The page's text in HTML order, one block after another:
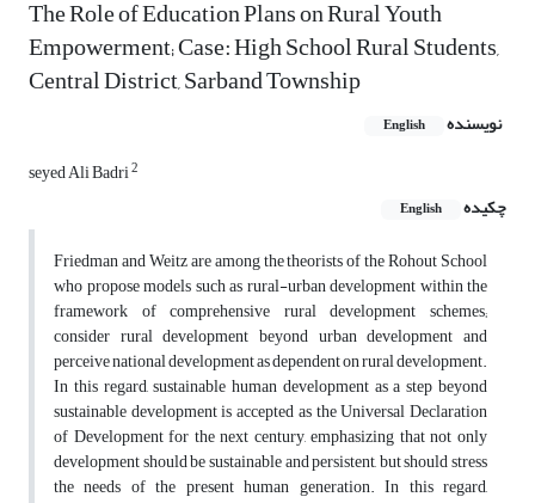
The Role of Education Plans on Rural Youth
Empowerment; Case: High School Rural Students,
Central District, Sarband Township
نویسنده English
seyed Ali Badri2
چکیده English
Friedman and Weitz are among the theorists of the Rohout School
who propose models such as rural-urban development within the
framework of comprehensive rural development schemes;
consider rural development beyond urban development and
perceive national development as dependent on rural development.
In this regard, sustainable human development as a step beyond
sustainable development is accepted as the Universal Declaration
of Development for the next century, emphasizing that not only
development should be sustainable and persistent, but should stress
the needs of the present human generation. In this regard,